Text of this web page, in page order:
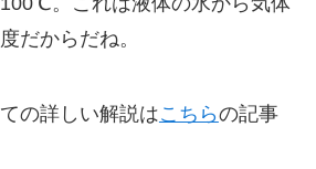
だからだね。
の詳しい解説はこちらの記事